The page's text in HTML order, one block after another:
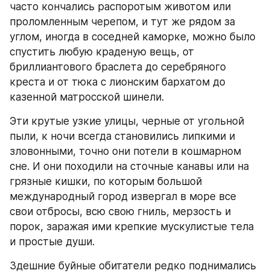
часто кончались распоротым животом или
проломленным черепом, и тут же рядом за
углом, иногда в соседней каморке, можно было
спустить любую краденую вещь, от
бриллиантового браслета до серебряного
креста и от тюка с лионским бархатом до
казенной матросской шинели.
Эти крутые узкие улицы, черные от угольной
пыли, к ночи всегда становились липкими и
зловонными, точно они потели в кошмарном
сне. И они походили на сточные канавы или на
грязные кишки, по которым большой
международный город извергал в море все
свои отбросы, всю свою гниль, мерзость и
порок, заражая ими крепкие мускулистые тела
и простые души.
Здешние буйные обитатели редко поднимались